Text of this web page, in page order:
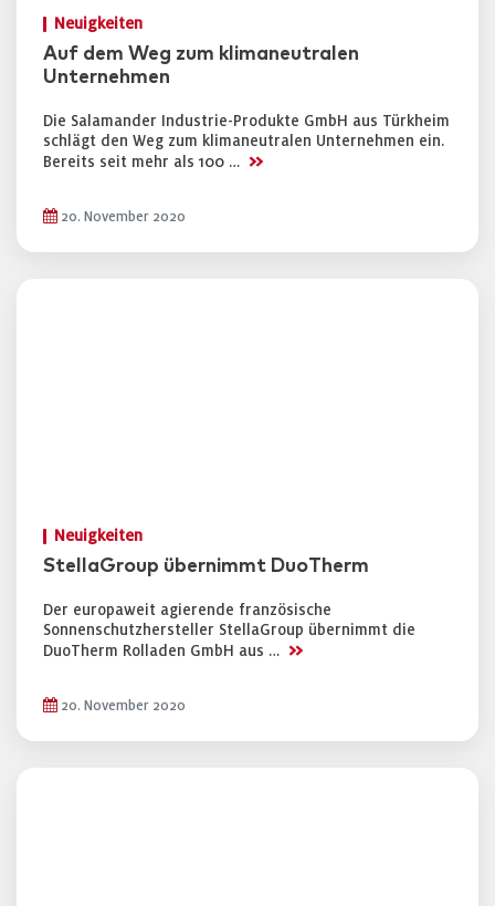
Neuigkeiten
Auf dem Weg zum klimaneutralen
Unternehmen
Die Salamander Industrie-Produkte GmbH aus Türkheim
schlägt den Weg zum klimaneutralen Unternehmen ein.
Bereits seit mehr als 100 … >>
20. November 2020
Neuigkeiten
StellaGroup übernimmt DuoTherm
Der europaweit agierende französische
Sonnenschutzhersteller StellaGroup übernimmt die
DuoTherm Rolladen GmbH aus … >>
20. November 2020